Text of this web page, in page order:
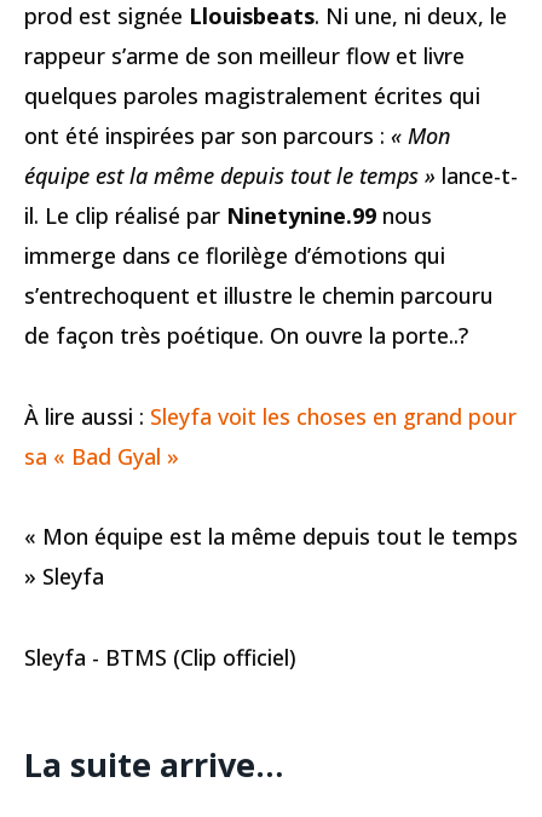
prod est signée Llouisbeats. Ni une, ni deux, le
rappeur s’arme de son meilleur flow et livre
quelques paroles magistralement écrites qui
ont été inspirées par son parcours : « Mon
équipe est la même depuis tout le temps » lance-t-
il. Le clip réalisé par Ninetynine.99 nous
immerge dans ce florilège d’émotions qui
s’entrechoquent et illustre le chemin parcouru
de façon très poétique. On ouvre la porte..?
À lire aussi : Sleyfa voit les choses en grand pour
sa « Bad Gyal »
« Mon équipe est la même depuis tout le temps
» Sleyfa
Sleyfa - BTMS (Clip officiel)
La suite arrive…